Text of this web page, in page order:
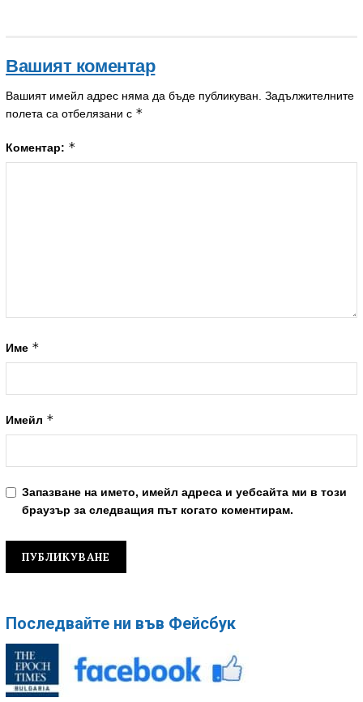
Вашият коментар
Вашият имейл адрес няма да бъде публикуван. Задължителните
полета са отбелязани с *
Коментар: *
Име *
Имейл *
Запазване на името, имейл адреса и уебсайта ми в този
браузър за следващия път когато коментирам.
Последвайте ни във Фейсбук